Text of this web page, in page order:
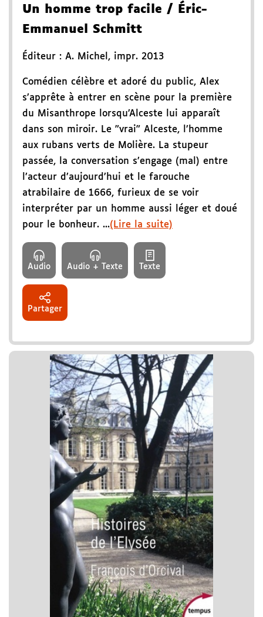
Un homme trop facile / Éric-
Emmanuel Schmitt
Éditeur : A. Michel , impr. 2013
Comédien célèbre et adoré du public, Alex
s’apprête à entrer en scène pour la première
du Misanthrope lorsqu’Alceste lui apparaît
dans son miroir. Le "vrai" Alceste, l’homme
aux rubans verts de Molière. La stupeur
passée, la conversation s’engage (mal) entre
l’acteur d’aujourd’hui et le farouche
atrabilaire de 1666, furieux de se voir
interpréter par un homme aussi léger et doué
pour le bonheur. ...(Lire la suite)
Audio Audio + Texte Texte
Partager